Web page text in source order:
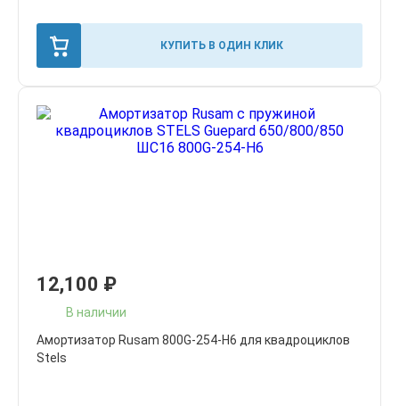
КУПИТЬ В ОДИН КЛИК
12,100 ₽
В наличии
Амортизатор Rusam 800G-254-H6 для квадроциклов
Stels